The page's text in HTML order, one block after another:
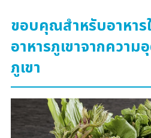
ขอบคุณสำหรับอาหาร
อาหารภูเขาจากควา
ภูเขา